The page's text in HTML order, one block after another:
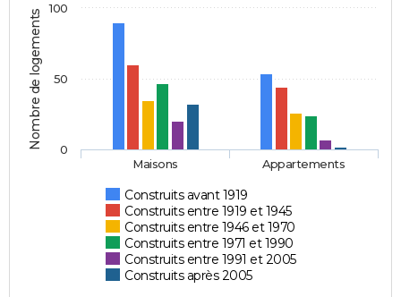
Nombre de logements
Construits avant 1919
Construits entre 1919 et 1945
Construits entre 1946 et 1970
Construits entre 1971 et 1990
Construits entre 1991 et 2005
Construits après 2005
Maisons Appartements
0
50
100